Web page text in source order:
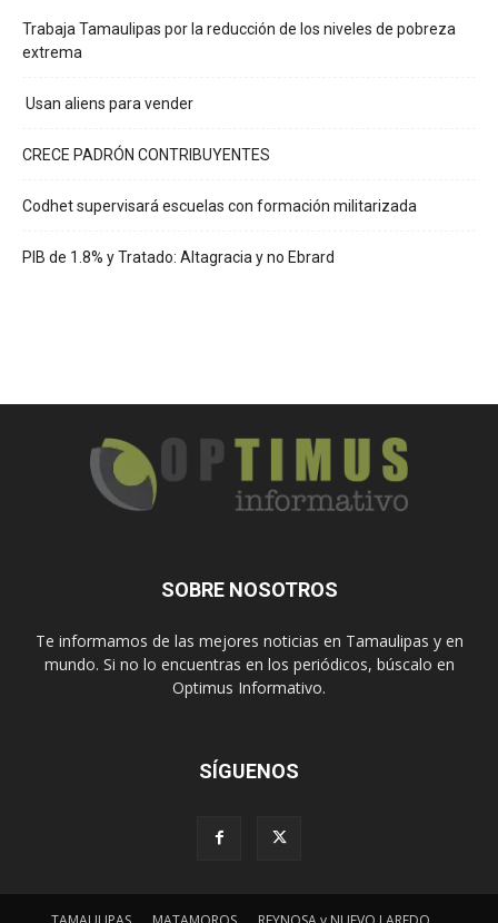
Trabaja Tamaulipas por la reducción de los niveles de pobreza
extrema
Usan aliens para vender
CRECE PADRÓN CONTRIBUYENTES
Codhet supervisará escuelas con formación militarizada
PIB de 1.8% y Tratado: Altagracia y no Ebrard
SOBRE NOSOTROS
Te informamos de las mejores noticias en Tamaulipas y en
mundo. Si no lo encuentras en los periódicos, búscalo en
Optimus Informativo.
SÍGUENOS